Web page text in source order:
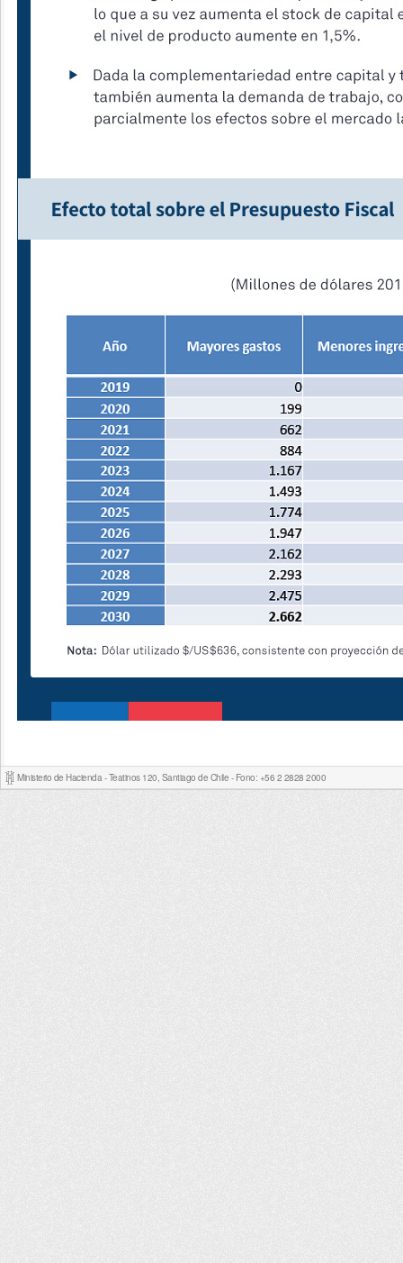
Ministerio de Hacienda - Teatinos 120, Santiago de Chile - Fono: +56 2 2828 2000